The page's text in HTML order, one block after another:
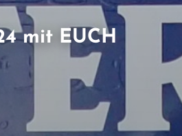
planen